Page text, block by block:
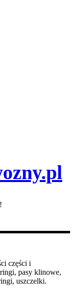
części i
pasy klinowe,
uszczelki.